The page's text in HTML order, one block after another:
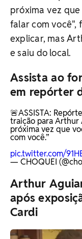
próxima vez
falar com você",
explicar, mas
e saiu do local.
Assista ao
em repórter
🚨ASSISTA:
traição para Arthur
próxima vez que
com você.”
pic.twitter.com/
— CHOQUEI
Arthur
após
Cardi